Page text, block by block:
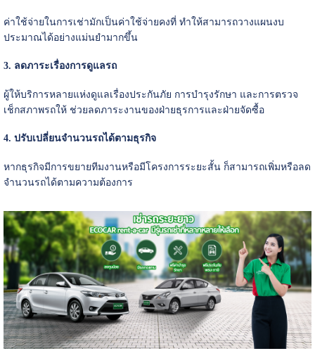
ค่าใช้จ่ายในการเช่ามักเป็นค่าใช้จ่ายคงที่ ทำให้สามารถวางแผนงบ
ประมาณได้อย่างแม่นยำมากขึ้น
3. ลดภาระเรื่องการดูแลรถ
ผู้ให้บริการหลายแห่งดูแลเรื่องประกันภัย การบำรุงรักษา และการตรวจ
เช็กสภาพรถให้ ช่วยลดภาระงานของฝ่ายธุรการและฝ่ายจัดซื้อ
4. ปรับเปลี่ยนจำนวนรถได้ตามธุรกิจ
หากธุรกิจมีการขยายทีมงานหรือมีโครงการระยะสั้น ก็สามารถเพิ่มหรือลด
จำนวนรถได้ตามความต้องการ